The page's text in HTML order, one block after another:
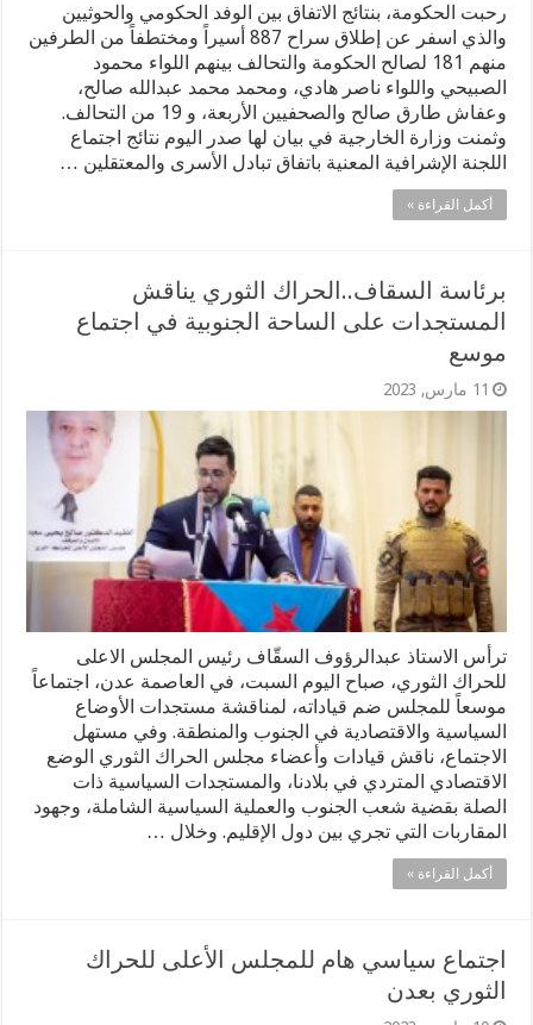
رحبت الحكومة، بنتائج الاتفاق بين الوفد الحكومي والحوثيين
والذي اسفر عن إطلاق سراح 887 أسيراً ومختطفاً من الطرفين
منهم 181 لصالح الحكومة والتحالف بينهم اللواء محمود
الصبيحي واللواء ناصر هادي، ومحمد محمد عبدالله صالح،
وعفاش طارق صالح والصحفيين الأربعة، و 19 من التحالف.
وثمنت وزارة الخارجية في بيان لها صدر اليوم نتائج اجتماع
اللجنة الإشرافية المعنية باتفاق تبادل الأسرى والمعتقلين …
أكمل القراءة »
برئاسة السقاف..الحراك الثوري يناقش
المستجدات على الساحة الجنوبية في اجتماع
موسع
11 مارس, 2023
ترأس الاستاذ عبدالرؤوف السقّاف رئيس المجلس الاعلى
للحراك الثوري، صباح اليوم السبت، في العاصمة عدن، اجتماعاً
موسعاً للمجلس ضم قياداته، لمناقشة مستجدات الأوضاع
السياسية والاقتصادية في الجنوب والمنطقة. وفي مستهل
الاجتماع، ناقش قيادات وأعضاء مجلس الحراك الثوري الوضع
الاقتصادي المتردي في بلادنا، والمستجدات السياسية ذات
الصلة بقضية شعب الجنوب والعملية السياسية الشاملة، وجهود
المقاربات التي تجري بين دول الإقليم. وخلال …
أكمل القراءة »
اجتماع سياسي هام للمجلس الأعلى للحراك
الثوري بعدن